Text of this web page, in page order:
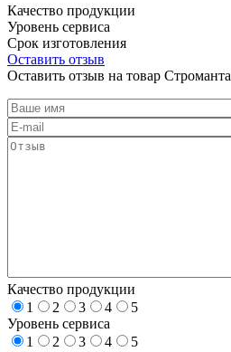
Качество продукции
Уровень сервиса
Срок изготовления
Оставить отзыв
Оставить отзыв на товар Строманта
Качество продукции
1
2 3 4
5
Уровень сервиса
1
2 3 4
5